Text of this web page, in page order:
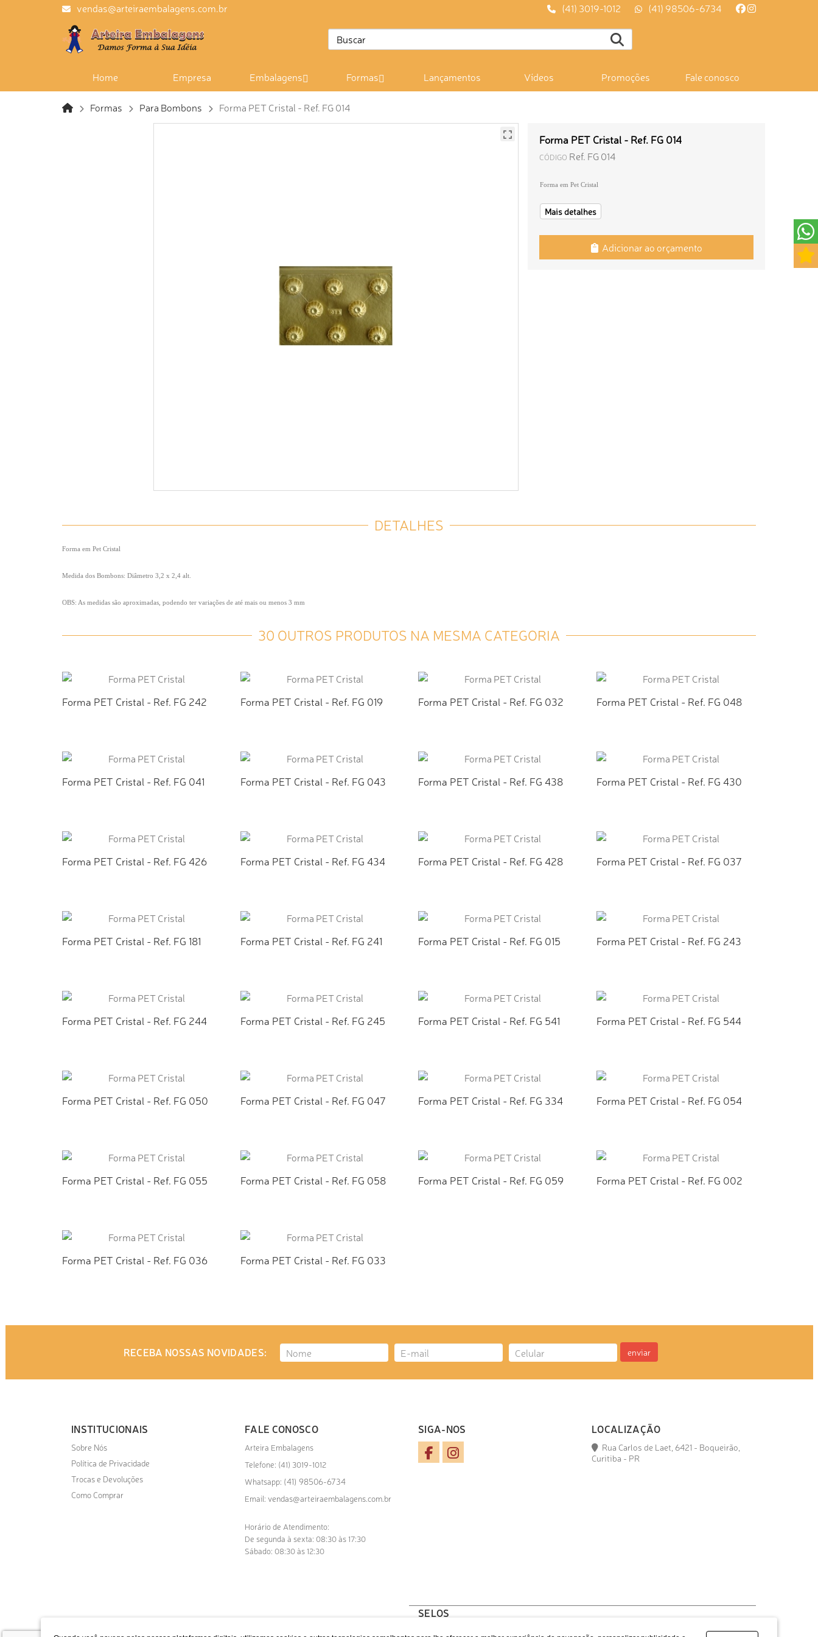
vendas@arteiraembalagens.com.br (41) 3019-1012 (41) 98506-6734
Home Empresa Embalagens Formas Lançamentos Vídeos Promoções Fale conosco
Formas Para Bombons Forma PET Cristal - Ref. FG 014
Forma PET Cristal - Ref. FG 014
CÓDIGO Ref. FG 014
Forma em Pet Cristal
Mais detalhes
Adicionar ao orçamento
DETALHES
Forma em Pet Cristal
Medida dos Bombons: Diâmetro 3,2 x 2,4 alt.
OBS: As medidas são aproximadas, podendo ter variações de até mais ou menos 3 mm
30 OUTROS PRODUTOS NA MESMA CATEGORIA
Forma PET Cristal - Ref. FG 242 Forma PET Cristal - Ref. FG 019 Forma PET Cristal - Ref. FG 032 Forma PET Cristal - Ref. FG 048
Forma PET Cristal - Ref. FG 041 Forma PET Cristal - Ref. FG 043 Forma PET Cristal - Ref. FG 438 Forma PET Cristal - Ref. FG 430
Forma PET Cristal - Ref. FG 426 Forma PET Cristal - Ref. FG 434 Forma PET Cristal - Ref. FG 428 Forma PET Cristal - Ref. FG 037
Forma PET Cristal - Ref. FG 181 Forma PET Cristal - Ref. FG 241 Forma PET Cristal - Ref. FG 015 Forma PET Cristal - Ref. FG 243
Forma PET Cristal - Ref. FG 244 Forma PET Cristal - Ref. FG 245 Forma PET Cristal - Ref. FG 541 Forma PET Cristal - Ref. FG 544
Forma PET Cristal - Ref. FG 050 Forma PET Cristal - Ref. FG 047 Forma PET Cristal - Ref. FG 334 Forma PET Cristal - Ref. FG 054
Forma PET Cristal - Ref. FG 055 Forma PET Cristal - Ref. FG 058 Forma PET Cristal - Ref. FG 059 Forma PET Cristal - Ref. FG 002
Forma PET Cristal - Ref. FG 036 Forma PET Cristal - Ref. FG 033
RECEBA NOSSAS NOVIDADES: enviar
INSTITUCIONAIS
Sobre Nós
Política de Privacidade
Trocas e Devoluções
Como Comprar
FALE CONOSCO
Arteira Embalagens
Telefone: (41) 3019-1012
Whatsapp: (41) 98506-6734
Email: vendas@arteiraembalagens.com.br
Horário de Atendimento:
De segunda à sexta: 08:30 às 17:30
Sábado: 08:30 às 12:30
SIGA-NOS LOCALIZAÇÃO
Rua Carlos de Laet, 6421 - Boqueirão,
Curitiba - PR
SELOS